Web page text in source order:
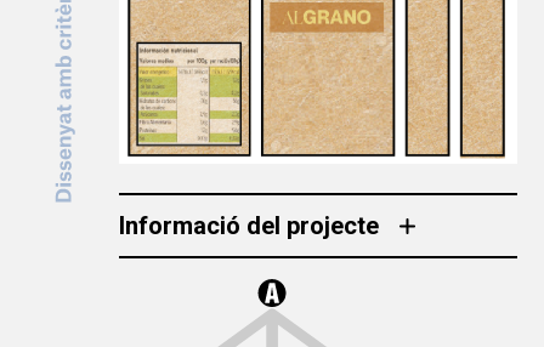
Informació del projecte